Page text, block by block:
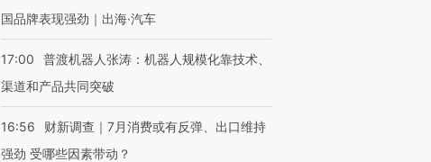
国品牌表现强劲｜出海·汽车
17:00
普渡机器人张涛：机器人规模化靠技术、
渠道和产品共同突破
16:56
财新调查｜7月消费或有反弹、出口维持
强劲 受哪些因素带动？